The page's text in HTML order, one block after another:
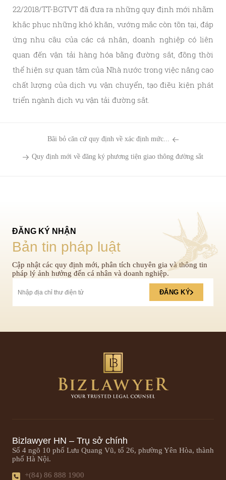
22/2018/TT-BGTVT đã đưa ra những quy định mới nhằm
khắc phục những khó khăn, vướng mắc còn tồn tại, đáp
ứng nhu cầu của các cá nhân, doanh nghiệp có liên
quan đến vận tải hàng hóa bằng đường sắt, đồng thời
thể hiện sự quan tâm của Nhà nước trong việc nâng cao
chất lượng của dịch vụ vận chuyển, tạo điều kiện phát
triển ngành dịch vụ vận tải đường sắt.
Bãi bỏ căn cứ quy định về xác định mức...
Quy định mới về đăng ký phương tiện giao thông đường sắt
ĐĂNG KÝ NHẬN
Bản tin pháp luật
Cập nhật các quy định mới, phân tích chuyên gia và thông tin
pháp lý ảnh hưởng đến cá nhân và doanh nghiệp.
ĐĂNG KÝ
Bizlawyer HN – Trụ sở chính
Số 4 ngõ 10 phố Lưu Quang Vũ, tổ 26, phường Yên Hòa, thành
phố Hà Nội.
+(84) 86 888 1900